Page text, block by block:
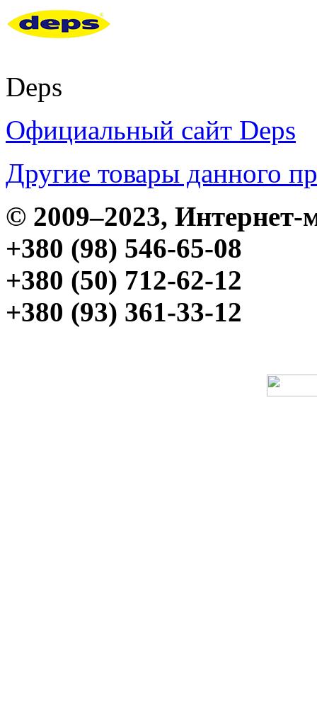
Deps
Официальный сайт Deps
Другие товары данного
© 2009–2023,
+380 (98) 546-65-08
+380 (50) 712-62-12
+380 (93) 361-33-12